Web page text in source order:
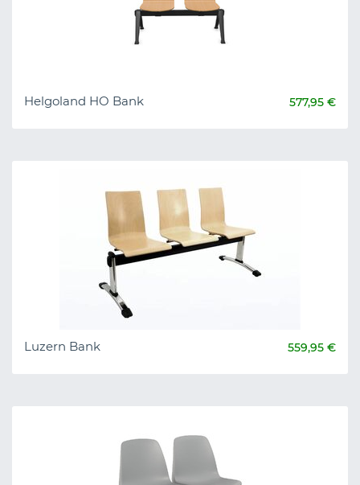
Helgoland HO Bank 577,95 €
Luzern Bank 559,95 €